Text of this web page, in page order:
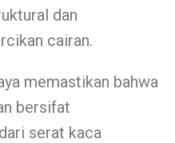
dan
cairan.
memastikan bahwa
bersifat
serat kaca